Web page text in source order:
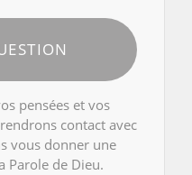
pensées et vos
contact avec
vous donner une
Parole de Dieu.